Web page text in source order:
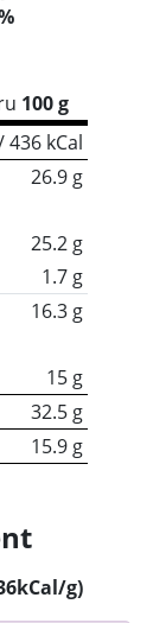
100 g
436 kCal
26.9 g
25.2 g
1.7 g
16.3 g
15 g
32.5 g
15.9 g
g)